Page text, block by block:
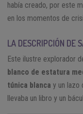
había creado, por este
en los momentos de
LA DESCRIPCIÓN DE
Este ilustre explorador
blanco de estatura
túnica blanca y un lazo
llevaba un libro y un